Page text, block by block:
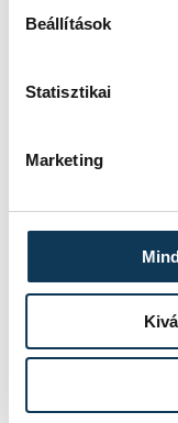
Beállítások
Statisztikai
Marketing
És ha igazán
szerencse –
– kérdése,
lesz az
egész
szolgált.
már szabad
zöldbe váltott
erősebb a